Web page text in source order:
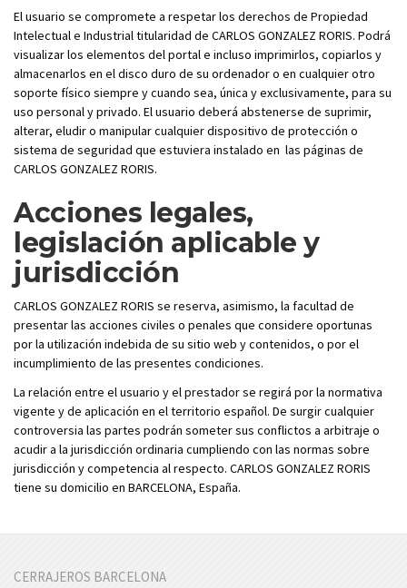
El usuario se compromete a respetar los derechos de Propiedad
Intelectual e Industrial titularidad de CARLOS GONZALEZ RORIS. Podrá
visualizar los elementos del portal e incluso imprimirlos, copiarlos y
almacenarlos en el disco duro de su ordenador o en cualquier otro
soporte físico siempre y cuando sea, única y exclusivamente, para su
uso personal y privado. El usuario deberá abstenerse de suprimir,
alterar, eludir o manipular cualquier dispositivo de protección o
sistema de seguridad que estuviera instalado en las páginas de
CARLOS GONZALEZ RORIS.
Acciones legales,
legislación aplicable y
jurisdicción
CARLOS GONZALEZ RORIS se reserva, asimismo, la facultad de
presentar las acciones civiles o penales que considere oportunas
por la utilización indebida de su sitio web y contenidos, o por el
incumplimiento de las presentes condiciones.
La relación entre el usuario y el prestador se regirá por la normativa
vigente y de aplicación en el territorio español. De surgir cualquier
controversia las partes podrán someter sus conflictos a arbitraje o
acudir a la jurisdicción ordinaria cumpliendo con las normas sobre
jurisdicción y competencia al respecto. CARLOS GONZALEZ RORIS
tiene su domicilio en BARCELONA, España.
CERRAJEROS BARCELONA